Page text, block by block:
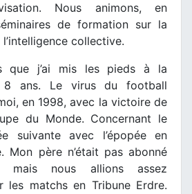
Nous animons, en
de formation sur la
collective.
que j’ai mis les pieds à la
8 ans. Le virus du football
en 1998, avec la victoire de
du Monde. Concernant le
suivante avec l’épopée en
Mon père n’était pas abonné
mais nous allions assez
les matchs en Tribune Erdre.